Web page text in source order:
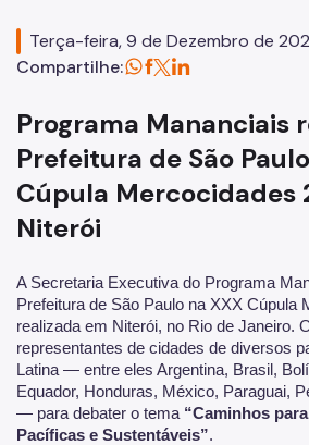
SP Mais Fácil
Cata-Bagulho
CADES-PA
Termo de Cooperação
Programa de Metas
Polo de Ecoturismo
Cons. Gestor Polo de Ecoturismo
Terça-feira, 9 de Dezembro de
Compartilhe:
Programa Mananciais
Prefeitura de São
Cúpula Mercocidades
Niterói
A Secretaria Executiva do Programa
Prefeitura de São Paulo na XXX Cúpula
realizada em Niterói, no Rio de Janeiro.
representantes de cidades de diversos
Latina — entre eles Argentina, Brasil,
Equador, Honduras, México, Paraguai,
— para debater o tema “Caminhos
Pacíficas e Sustentáveis”.